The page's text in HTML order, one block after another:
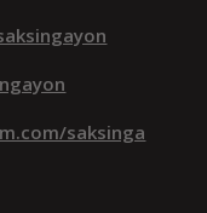
saksinga